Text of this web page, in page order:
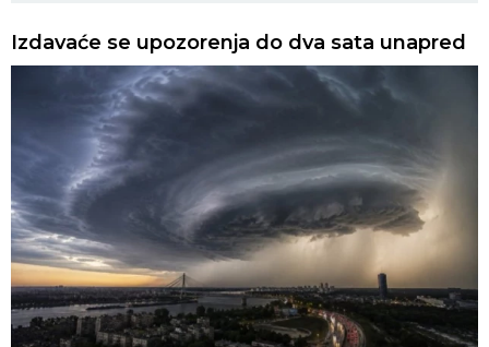
Izdavaće se upozorenja do dva sata unapred